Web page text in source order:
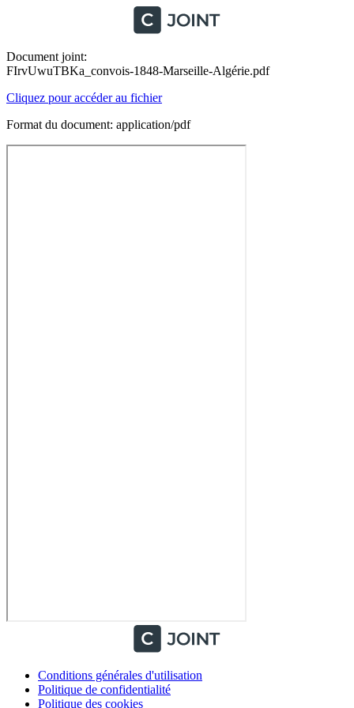
Document joint:
FIrvUwuTBKa_convois-1848-Marseille-Algérie.pdf
Cliquez pour accéder au fichier
Format du document: application/pdf
Conditions générales d'utilisation
Politique de confidentialité
Politique des cookies